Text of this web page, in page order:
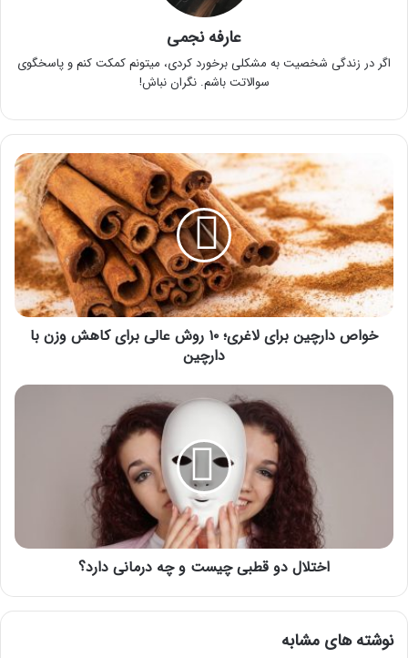
عارفه نجمی
اگر در زندگی شخصیت به مشکلی برخورد کردی، میتونم کمکت کنم و پاسخگوی
سوالاتت باشم. نگران نباش!
برای
لاغری؛
۱۰
روش
عالی
برای
کاهش
وزن
خواص دارچین برای لاغری؛ ۱۰ روش عالی برای کاهش وزن با
دارچین
اختلال
اختلال دو قطبی چیست و چه درمانی دارد؟
نوشته های مشابه